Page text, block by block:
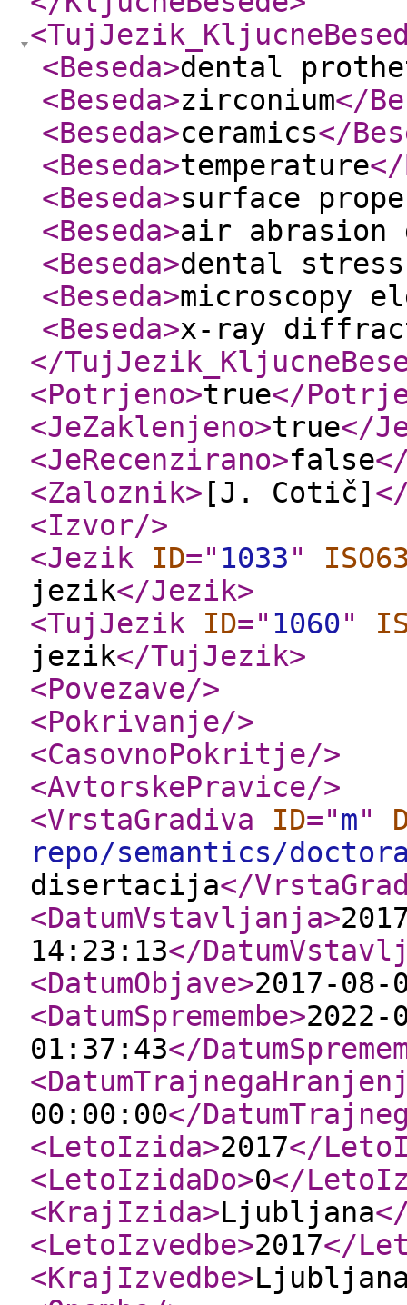
<Beseda>dental
<Beseda>zirconium</
<Beseda>ceramics</
<Beseda>temperature</
<Beseda>surface
<Beseda>air abrasion
<Beseda>dental
<Beseda>microscopy
<Beseda>x-ray
</
<Potrjeno>true</
<JeZaklenjeno>true</
<JeRecenzirano>false
<Zaloznik> [J. Cotič]
<Izvor/>
<Jezik
ID=" 1033"
jezik</Jezik>
<TujJezik
ID=" 1060"
jezik</TujJezik>
<Povezave/>
<Pokrivanje/>
<CasovnoPokritje/>
<AvtorskePravice/>
<VrstaGradiva
ID="m"
repo/semantics/
disertacija</
<DatumVstavljanja>
14:23:13</
<DatumObjave>2017-08-
<DatumSpremembe>2022-
01:37:43</
00:00:00</
<LetoIzida>2017</
<LetoIzidaDo>0</
<KrajIzida>Ljubljana
<LetoIzvedbe>2017</
<KrajIzvedbe>